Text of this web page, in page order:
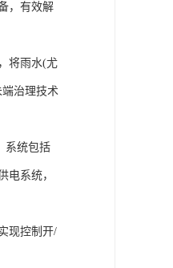
，有效解
将雨水(尤
治理技术
系统包括
电系统，
现控制开/